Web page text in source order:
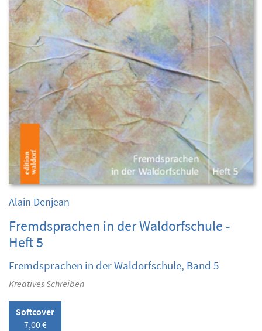
Alain Denjean
Fremdsprachen in der Waldorfschule -
Heft 5
Fremdsprachen in der Waldorfschule, Band 5
Kreatives Schreiben
Softcover
7,00 €